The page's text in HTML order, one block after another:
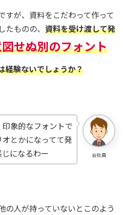
すが、資料をこだわって作って
ものの、 資料を受け渡して発
せぬ別のフォント
経験ないでしょうか？
会社員
象的なフォントで
とかになってて発
になるわー
の人が持っていないとこのよう